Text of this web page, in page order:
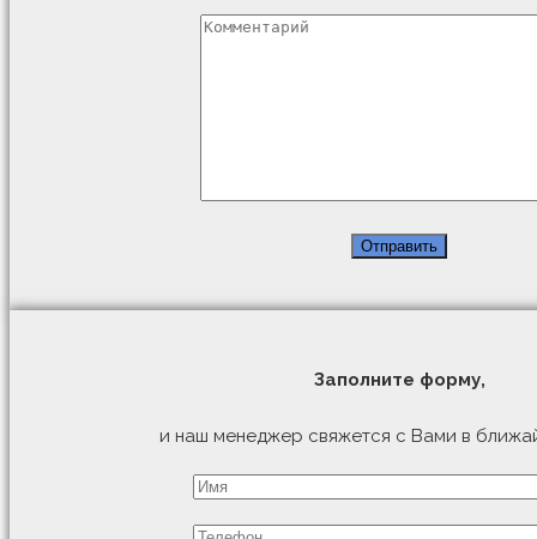
Заполните форму,
и наш менеджер свяжется с Вами в